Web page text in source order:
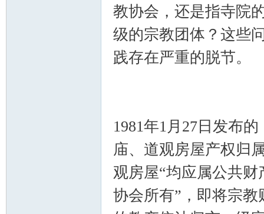
教协会，还是指寺院
级的宗教团体？这些
践存在严重的脱节。
1981年1月27日发布
庙、道观房屋产权归
观房屋“均应属公共
协会所有”，即将宗